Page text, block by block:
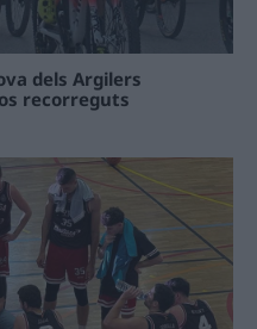
dels Argilers
recorreguts